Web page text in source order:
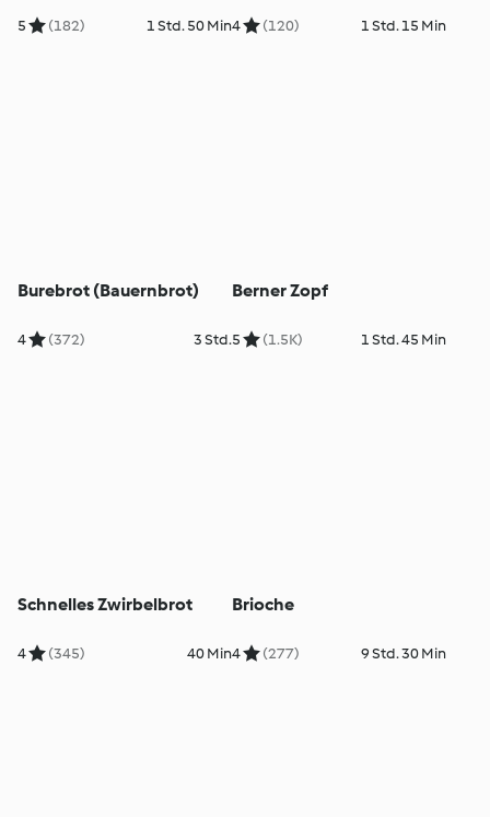
5 (182) 1 Std. 50 Min4 (120) 1 Std. 15 Min
Burebrot (Bauernbrot)
4 (372) 3 Std.
Berner Zopf
5 (1.5K) 1 Std. 45 Min
Schnelles Zwirbelbrot
4 (345) 40 Min
Brioche
4 (277) 9 Std. 30 Min